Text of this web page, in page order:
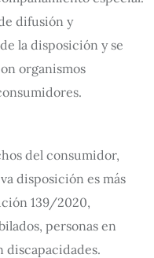
difusión y
la disposición y se
organismos
del consumidor,
disposición es más
139/2020,
personas en
discapacidades.